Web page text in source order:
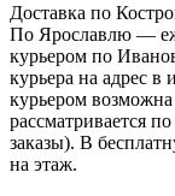
Доставка по
По Ярославлю —
курьером по
курьера на адрес в
курьером возможна
рассматривается
заказы). В
на этаж.